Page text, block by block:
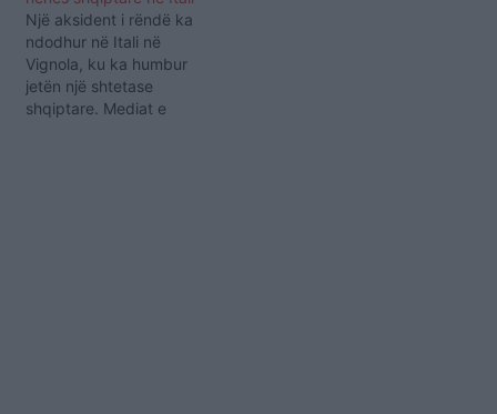
Një aksident i rëndë ka
ndodhur në Itali në
Vignola, ku ka humbur
jetën një shtetase
shqiptare. Mediat e